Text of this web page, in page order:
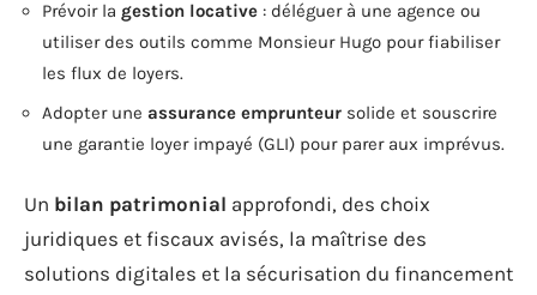
Prévoir la gestion locative : déléguer à une agence ou
utiliser des outils comme Monsieur Hugo pour fiabiliser
les flux de loyers.
Adopter une assurance emprunteur solide et souscrire
une garantie loyer impayé (GLI) pour parer aux imprévus.
Un bilan patrimonial approfondi, des choix
juridiques et fiscaux avisés, la maîtrise des
solutions digitales et la sécurisation du financement